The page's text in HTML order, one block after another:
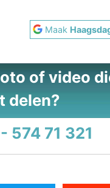
Maak
of video
delen?
574 71 321